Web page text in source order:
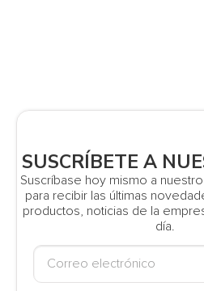
SUSCRÍBETE A
Suscríbase hoy mismo a
para recibir las últimas
productos, noticias de la
día.